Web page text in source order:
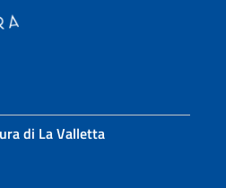
di La Valletta